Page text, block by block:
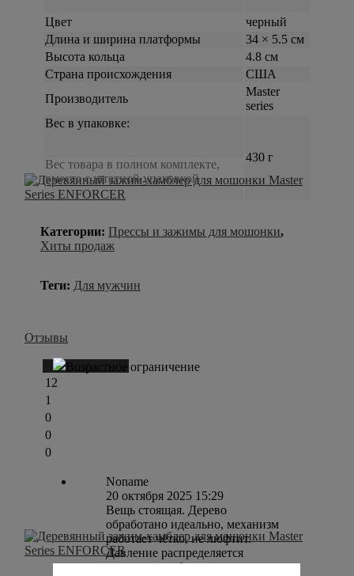
Цвет
черный
Длина и ширина платформы
34 × 5.5 см
Высота кольца
4.8 см
Страна происхождения
США
Производитель
Master
series
Вес в упаковке:
Вес товара в полном комплекте,
вместе с штатной упаковкой
430 г
Категории: Прессы и зажимы для мошонки,
Хиты продаж
Теги: Для мужчин
Отзывы
Написать отзыв
12
1
0
0
0
Noname
20 октября 2025 15:29
Вещь стоящая. Дерево
обработано идеально, механизм
работает чётко, не люфтит.
Давление распределяется
равномерно, без резких и